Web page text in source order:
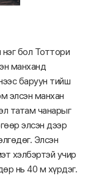
нэг бол Тоттори
манханд
баруун тийш
элсэн манхан
татам чанарыг
элсэн дээр
Элсэн
хэлбэртэй учир
нь 40 м хүрдэг.